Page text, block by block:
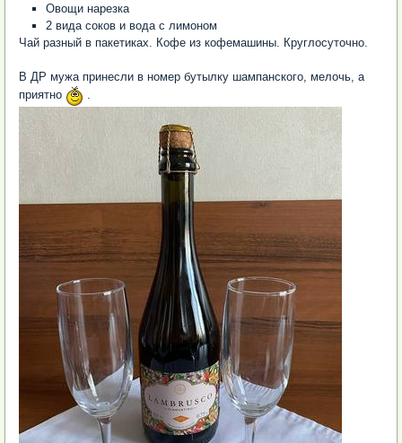
Овощи нарезка
2 вида соков и вода с лимоном
Чай разный в пакетиках. Кофе из кофемашины. Круглосуточно.
В ДР мужа принесли в номер бутылку шампанского, мелочь, а
приятно
.